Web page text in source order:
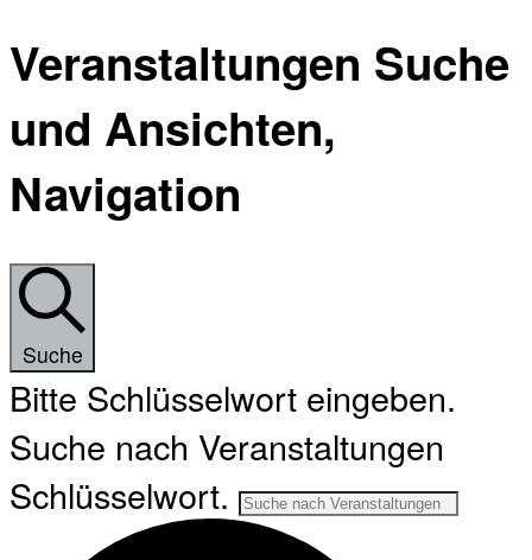
Veranstaltungen Suche
und Ansichten,
Navigation
Suche
Bitte Schlüsselwort eingeben.
Suche nach Veranstaltungen
Schlüsselwort.